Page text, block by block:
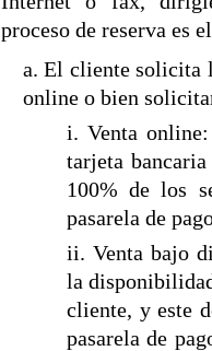
proceso de reserva es
a. El cliente solicita
online o bien
i. Venta
tarjeta
100% de los
pasarela de
ii. Venta bajo
la
cliente, y este
pasarela de